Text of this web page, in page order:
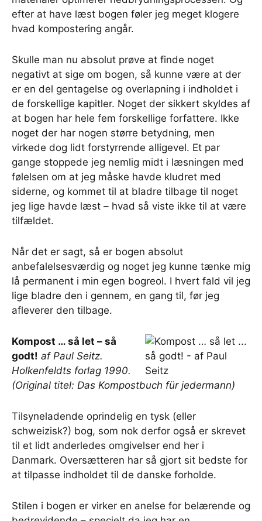
efter at have læst bogen føler jeg meget klogere
hvad kompostering angår.
Skulle man nu absolut prøve at finde noget
negativt at sige om bogen, så kunne være at der
er en del gentagelse og overlapning i indholdet i
de forskellige kapitler. Noget der sikkert skyldes af
at bogen har hele fem forskellige forfattere. Ikke
noget der har nogen større betydning, men
virkede dog lidt forstyrrende alligevel. Et par
gange stoppede jeg nemlig midt i læsningen med
følelsen om at jeg måske havde kludret med
siderne, og kommet til at bladre tilbage til noget
jeg lige havde læst – hvad så viste ikke til at være
tilfældet.
Når det er sagt, så er bogen absolut
anbefalelsesværdig og noget jeg kunne tænke mig
lå permanent i min egen bogreol. I hvert fald vil jeg
lige bladre den i gennem, en gang til, før jeg
afleverer den tilbage.
Kompost … så let – så
godt! af Paul Seitz.
Holkenfeldts forlag 1990.
(Original titel: Das Kompostbuch für jedermann)
Tilsyneladende oprindelig en tysk (eller
schweizisk?) bog, som nok derfor også er skrevet
til et lidt anderledes omgivelser end her i
Danmark. Oversætteren har så gjort sit bedste for
at tilpasse indholdet til de danske forholde.
Stilen i bogen er virker en anelse for belærende og